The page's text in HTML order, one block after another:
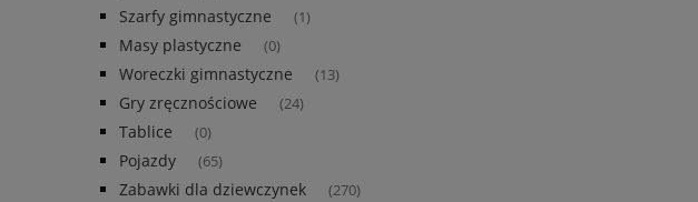
Szarfy gimnastyczne (1)
Masy plastyczne (0)
Woreczki gimnastyczne (13)
Gry zręcznościowe (24)
Tablice (0)
Pojazdy (65)
Zabawki dla dziewczynek (270)